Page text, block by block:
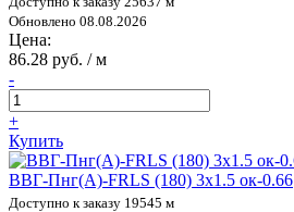
Обновлено 08.08.2026
Цена:
86.28 руб. / м
-
+
Купить
ВВГ-Пнг(А)-FRLS (180) 3х1.5 ок-0.66
Доступно к заказу 19545 м